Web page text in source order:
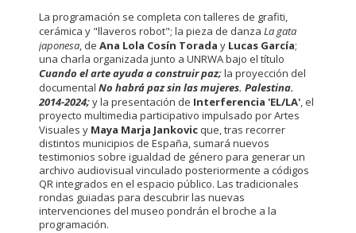
La programación se completa con talleres de grafiti,
cerámica y "llaveros robot"; la pieza de danza La gata
japonesa, de Ana Lola Cosín Torada y Lucas García;
una charla organizada junto a UNRWA bajo el título
Cuando el arte ayuda a construir paz;la proyección del
documental No habrá paz sin las mujeres. Palestina.
2014-2024;y la presentación de Interferencia 'EL/LA', el
proyecto multimedia participativo impulsado por Artes
Visuales y Maya Marja Jankovic que, tras recorrer
distintos municipios de España, sumará nuevos
testimonios sobre igualdad de género para generar un
archivo audiovisual vinculado posteriormente a códigos
QR integrados en el espacio público. Las tradicionales
rondas guiadas para descubrir las nuevas
intervenciones del museo pondrán el broche a la
programación.